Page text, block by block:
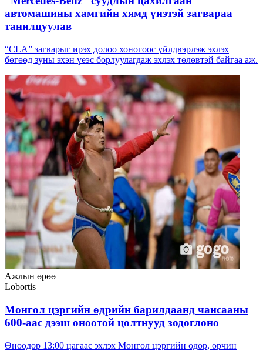
автомашины хамгийн хямд үнэтэй загвараа
танилцуулав
“CLA” загварыг ирэх долоо хоногоос үйлдвэрлэж эхлэх
бөгөөд зуны эхэн үеэс борлуулагдаж эхлэх төлөвтэй байгаа аж.
Ажлын өрөө
Lobortis
Монгол цэргийн өдрийн барилдаанд чансааны
600-аас дээш оноотой цолтнууд зодоглоно
Өнөөдөр 13:00 цагаас эхлэх Монгол цэргийн өдөр, орчин